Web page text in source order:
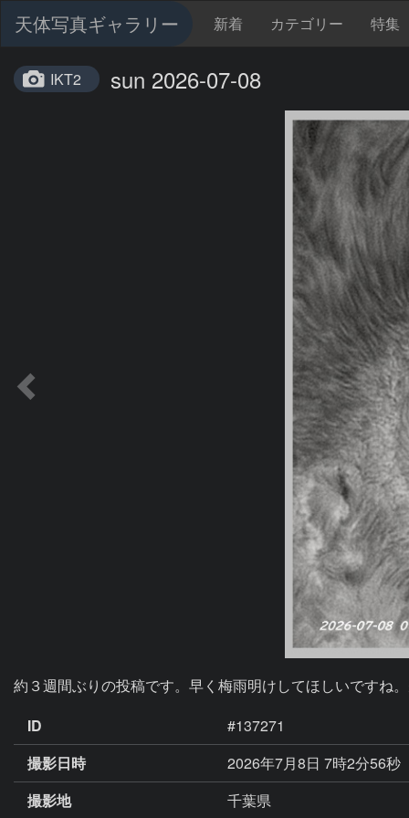
天体写真ギャラリー 新着 カテゴリー 特集
IKT2 sun 2026-07-08
約３週間ぶりの投稿です。早く梅雨明けしてほしいですね
ID
#137271
撮影日時
2026年7月8日 7時2分56秒
撮影地
千葉県